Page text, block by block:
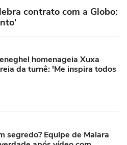
contrato com a Globo:
homenageia Xuxa
da turnê: 'Me inspira todos
segredo? Equipe de Maiara